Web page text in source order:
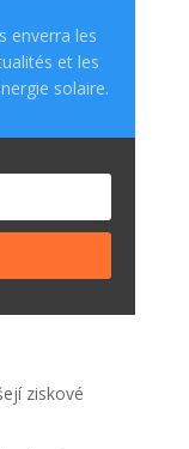
enverra les
et les
solaire.
ziskové